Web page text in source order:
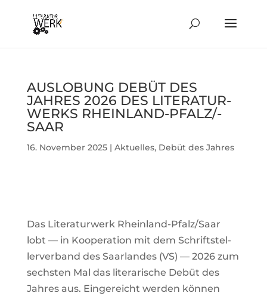
AUS­LO­BUNG DEBÜT DES
JAHRES 2026 DES LITE­RA­TUR­
WERKS RHEIN­LAND-PFAL­Z/­
SAAR
16. November 2025| Aktuelles, Debüt des Jahres
Das Lite­ra­tur­werk Rhein­land-Pfal­z/­Saar
lobt — in Koope­ra­tion mit dem Schrift­stel­
ler­ver­band des Saar­landes (VS) — 2026 zum
sechsten Mal das lite­ra­ri­sche Debüt des
Jahres aus. Ein­ge­reicht werden können